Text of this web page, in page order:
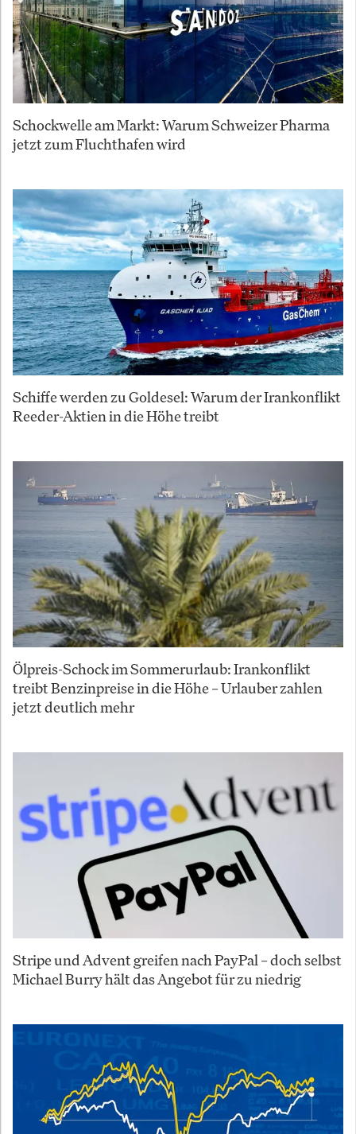
Schockwelle am Markt: Warum Schweizer Pharma
jetzt zum Fluchthafen wird
Schiffe werden zu Goldesel: Warum der Irankonflikt
Reeder-Aktien in die Höhe treibt
Ölpreis-Schock im Sommerurlaub: Irankonflikt
treibt Benzinpreise in die Höhe – Urlauber zahlen
jetzt deutlich mehr
Stripe und Advent greifen nach PayPal – doch selbst
Michael Burry hält das Angebot für zu niedrig